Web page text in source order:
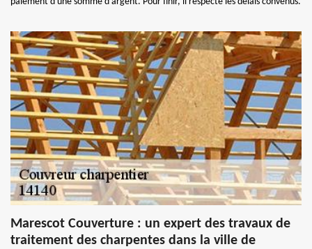
Marescot Couverture : un expert des travaux de
traitement des charpentes dans la ville de